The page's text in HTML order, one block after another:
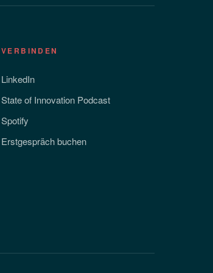
VERBINDEN
LinkedIn
State of Innovation Podcast
Spotify
Erstgespräch buchen